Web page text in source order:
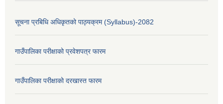
सूचना प्रबिधि अधिकृतको पाठ्यक्रम (Syllabus)-2082
गाउँपालिका परीक्षाको प्रवेशपत्र फारम
गाउँपालिका परीक्षाको दरखास्त फारम